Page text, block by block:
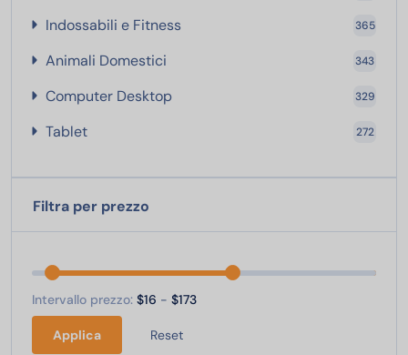
Indossabili e Fitness
365
Indossabili e Fitness
Animali Domestici
343
Computer Desktop
329
Computer Desktop
Tablet
272
Tablet
Filtra per prezzo
Intervallo prezzo: $16 - $173
Applica Reset